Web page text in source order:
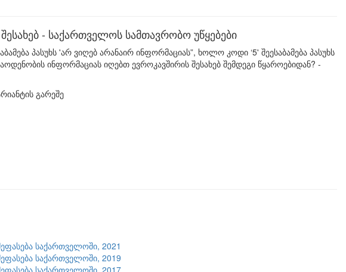
- საქართველოს სამთავრობო უწყებები
პასუხს 'არ ვიღებ არანაირ ინფორმაციას”, ხოლო კოდი ‘5' შეესაბამება პასუხს
ინფორმაციას იღებთ ევროკავშირის შესახებ შემდეგი წყაროებიდან? -
გარეშე
საქართველოში, 2021
საქართველოში, 2019
საქართველოში, 2017